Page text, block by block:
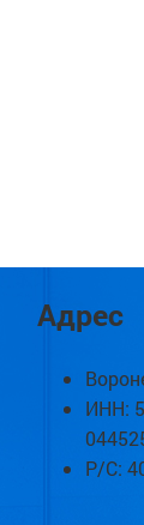
Адрес
ИНН:
Р/С: